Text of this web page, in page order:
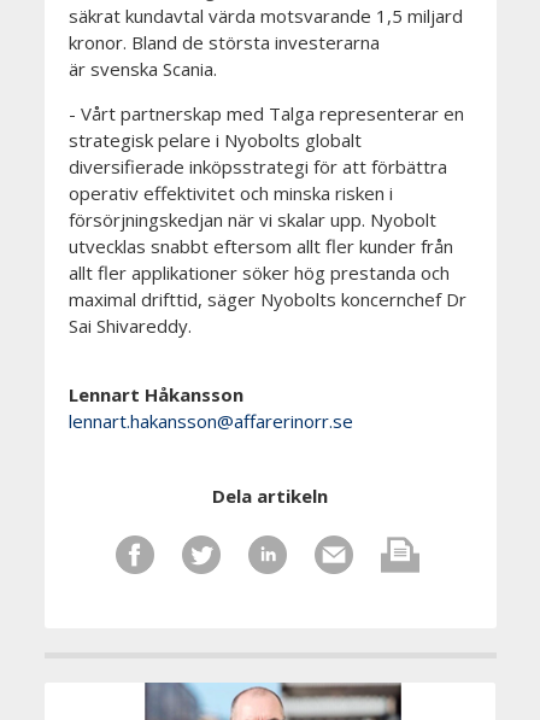
säkrat kundavtal värda motsvarande 1,5 miljard
kronor. Bland de största investerarna
är svenska Scania.
- Vårt partnerskap med Talga representerar en
strategisk pelare i Nyobolts globalt
diversifierade inköpsstrategi för att förbättra
operativ effektivitet och minska risken i
försörjningskedjan när vi skalar upp. Nyobolt
utvecklas snabbt eftersom allt fler kunder från
allt fler applikationer söker hög prestanda och
maximal drifttid, säger Nyobolts koncernchef Dr
Sai Shivareddy.
Lennart Håkansson
lennart.hakansson@affarerinorr.se
Dela artikeln